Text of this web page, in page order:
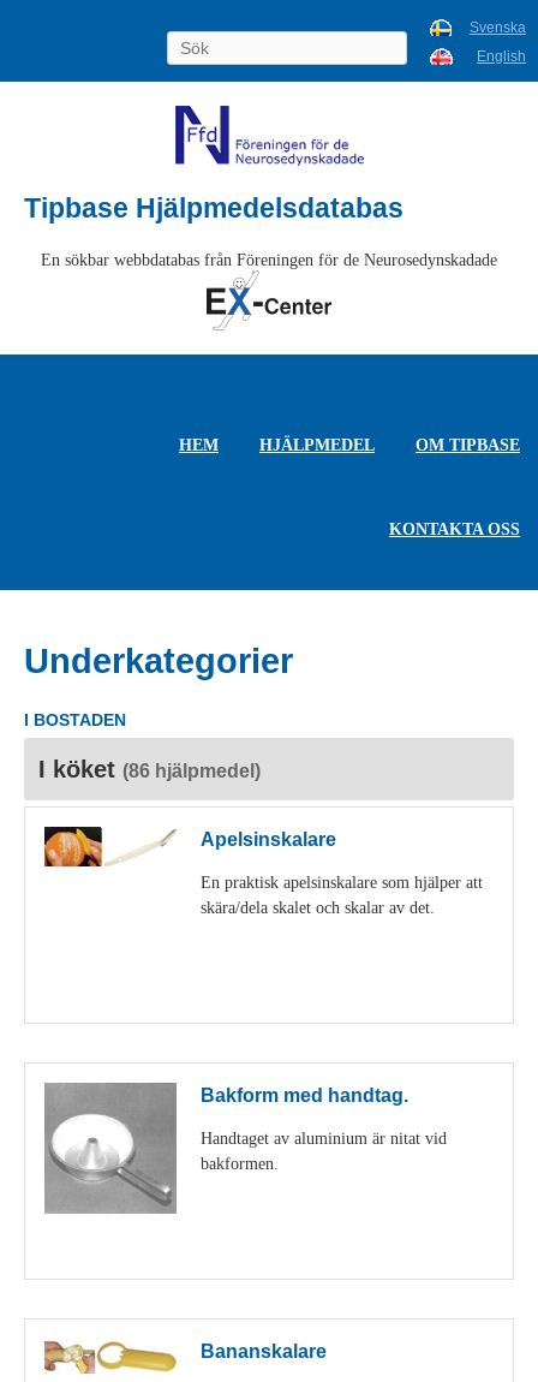
Svenska
English
Tipbase Hjälpmedelsdatabas
En sökbar webbdatabas från Föreningen för de Neurosedynskadade
HEM HJÄLPMEDEL OM TIPBASE
KONTAKTA OSS
Underkategorier
I BOSTADEN
I köket (86 hjälpmedel)
Apelsinskalare
En praktisk apelsinskalare som hjälper att
skära/dela skalet och skalar av det.
Bakform med handtag.
Handtaget av aluminium är nitat vid
bakformen.
Bananskalare